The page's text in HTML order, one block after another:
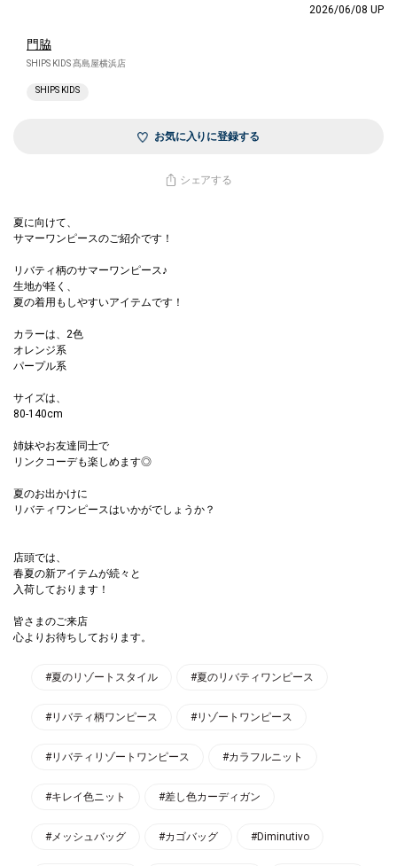
2026/06/08 UP
門脇
SHIPS KIDS 髙島屋横浜店
SHIPS KIDS
お気に入りに登録する
シェアする
夏に向けて、
サマーワンピースのご紹介です！
リバティ柄のサマーワンピース♪
生地が軽く、
夏の着用もしやすいアイテムです！
カラーは、2色
オレンジ系
パープル系
サイズは、
80-140cm
姉妹やお友達同士で
リンクコーデも楽しめます◎
夏のお出かけに
リバティワンピースはいかがでしょうか？
店頭では、
春夏の新アイテムが続々と
入荷しております！
皆さまのご来店
心よりお待ちしております。
#夏のリゾートスタイル #夏のリバティワンピース
#リバティ柄ワンピース #リゾートワンピース
#リバティリゾートワンピース #カラフルニット
#キレイ色ニット #差し色カーディガン
#メッシュバッグ #カゴバッグ #Diminutivo